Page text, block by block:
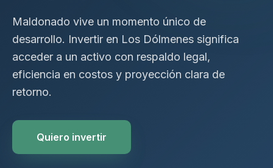
Maldonado vive un momento único de
desarrollo. Invertir en Los Dólmenes significa
acceder a un activo con respaldo legal,
eficiencia en costos y proyección clara de
retorno.
Quiero invertir